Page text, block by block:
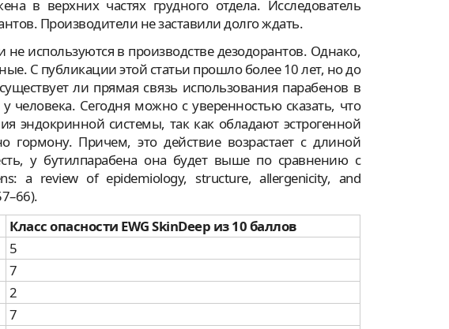
в верхних частях грудного отдела. Исследователь
Производители не заставили долго ждать.
используются в производстве дезодорантов. Однако,
С публикации этой статьи прошло более 10 лет, но до
ли прямая связь использования парабенов в
человека. Сегодня можно с уверенностью сказать, что
эндокринной системы, так как обладают эстрогенной
гормону. Причем, это действие возрастает с длиной
у бутилпарабена она будет выше по сравнению с
a review of epidemiology, structure, allergenicity, and
Класс опасности EWG SkinDeep из 10 баллов
5
7
2
7